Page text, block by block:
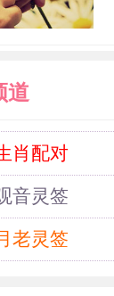
道
肖配对
音灵签
老灵签